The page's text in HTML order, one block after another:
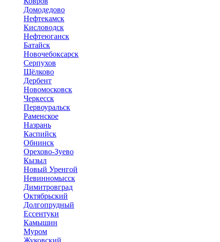
Домодедово
Нефтекамск
Кисловодск
Нефтеюганск
Батайск
Новочебоксарск
Серпухов
Щёлково
Дербент
Новомосковск
Черкесск
Первоуральск
Раменское
Назрань
Каспийск
Обнинск
Орехово-Зуево
Кызыл
Новый Уренгой
Невинномысск
Димитровград
Октябрьский
Долгопрудный
Ессентуки
Камышин
Муром
Жуковский